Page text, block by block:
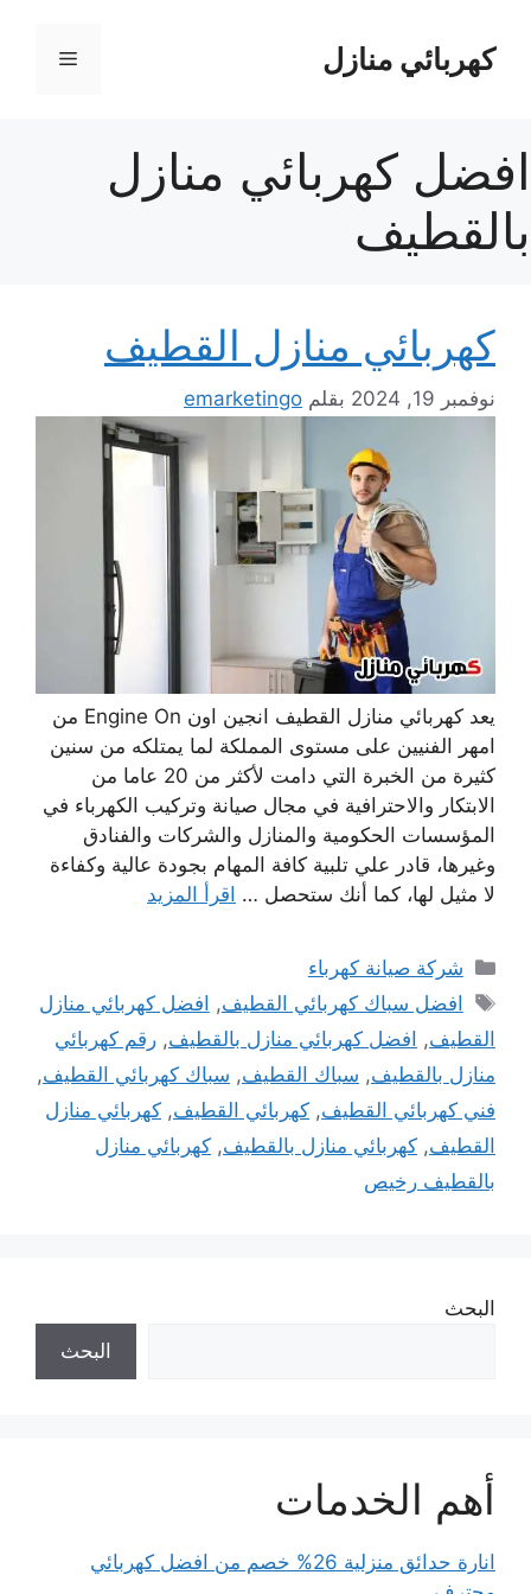
المحتوىكهربائي منازل القائمة
افضل كهربائي منازل
بالقطيف
كهربائي منازل القطيف
نوفمبر 19, 2024 بقلم emarketingo
يعد كهربائي منازل القطيف انجين اون Engine On من
امهر الفنيين على مستوى المملكة لما يمتلكه من سنين
كثيرة من الخبرة التي دامت لأكثر من 20 عاما من
الابتكار والاحترافية في مجال صيانة وتركيب الكهرباء في
المؤسسات الحكومية والمنازل والشركات والفنادق
وغيرها، قادر علي تلبية كافة المهام بجودة عالية وكفاءة
لا مثيل لها، كما أنك ستحصل … اقرأ المزيد
التصنيفات
شركة صيانة كهرباء
الوسوم
افضل سباك كهربائي القطيف, افضل كهربائي منازل
القطيف, افضل كهربائي منازل بالقطيف, رقم كهربائي
منازل بالقطيف, سباك القطيف, سباك كهربائي القطيف,
فني كهربائي القطيف, كهربائي القطيف, كهربائي منازل
القطيف, كهربائي منازل بالقطيف, كهربائي منازل
بالقطيف رخيص
البحث
البحث
أهم الخدمات
انارة حدائق منزلية 26% خصم من افضل كهربائي